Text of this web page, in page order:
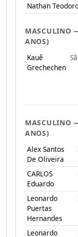
Nathan
MASCULINO
ANOS)
Kauê
Grechechen
MASCULINO
ANOS)
Alex Santos
De Oliveira
CARLOS
Eduardo
Leonardo
Puertas
Hernandes
Leonardo